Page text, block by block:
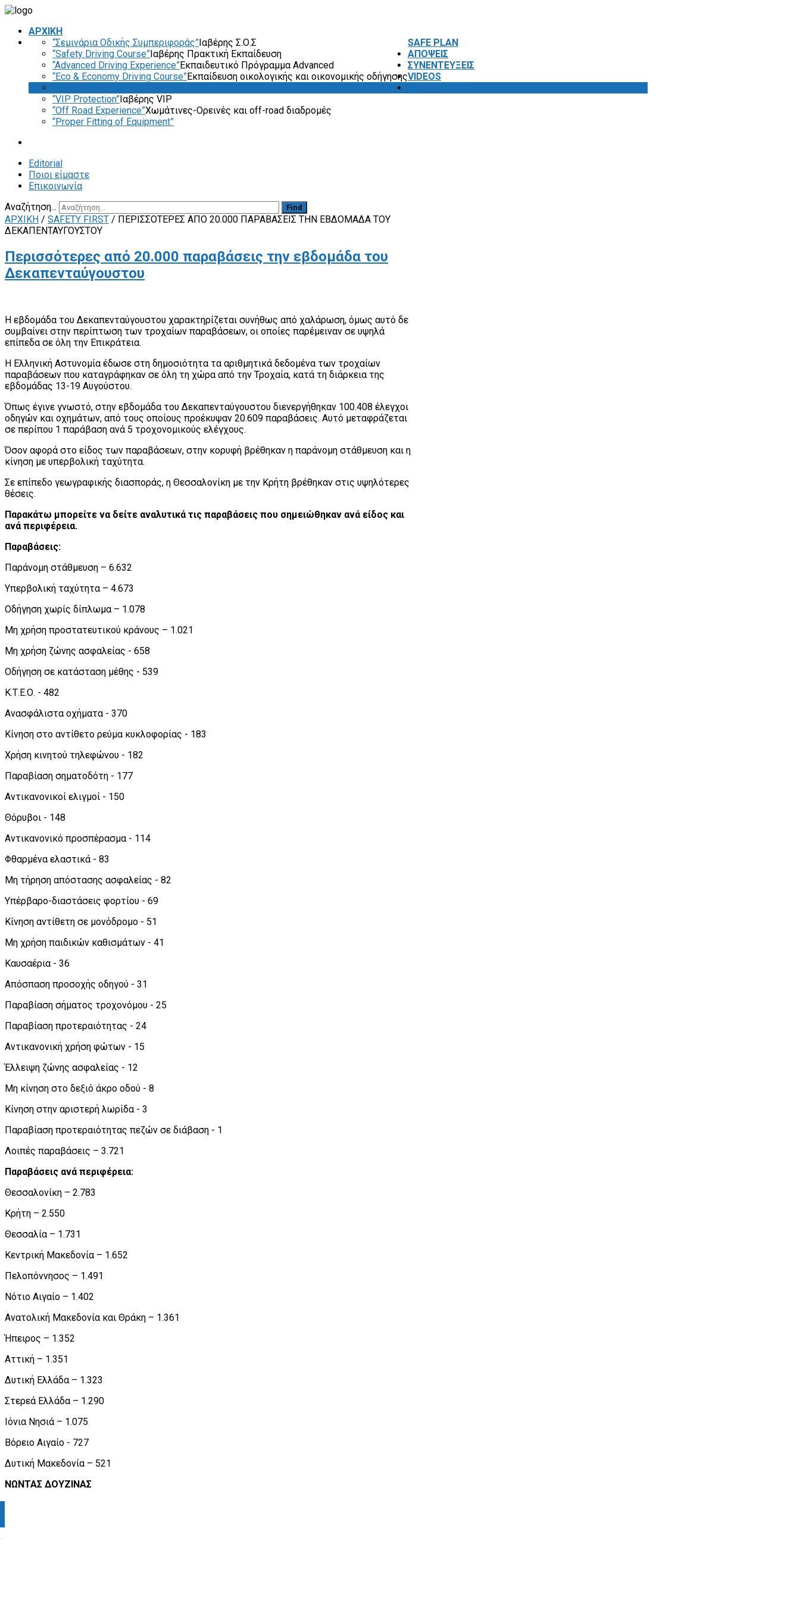
ΑΡΧΙΚΗ
SAFE PLAN
“Σεμινάρια Οδικής Συμπεριφοράς”Ιαβέρης Σ.Ο.Σ
“Safety Driving Course”Ιαβέρης Πρακτική Εκπαίδευση
“Advanced Driving Experience”Εκπαιδευτικό Πρόγραμμα Advanced
“Eco & Economy Driving Course”Εκπαίδευση οικολογικής και οικονομικής οδήγησης
“VIP Protection”Ιαβέρης VIP
“Off Road Experience”Χωμάτινες-Ορεινές και off-road διαδρομές
“Proper Fitting of Equipment”
ΑΠΟΨΕΙΣ
ΣΥΝΕΝΤΕΥΞΕΙΣ
VIDEOS
Editorial
Ποιοι είμαστε
Επικοινωνία
Αναζήτηση...
Find
ΑΡΧΙΚΗ / SAFETY FIRST / ΠΕΡΙΣΣΌΤΕΡΕΣ ΑΠΌ 20.000 ΠΑΡΑΒΆΣΕΙΣ ΤΗΝ ΕΒΔΟΜΆΔΑ ΤΟΥ
ΔΕΚΑΠΕΝΤΑΎΓΟΥΣΤΟΥ
Περισσότερες από 20.000 παραβάσεις την εβδομάδα του
Δεκαπενταύγουστου
Η εβδομάδα του Δεκαπενταύγουστου χαρακτηρίζεται συνήθως από χαλάρωση, όμως αυτό δε
συμβαίνει στην περίπτωση των τροχαίων παραβάσεων, οι οποίες παρέμειναν σε υψηλά
επίπεδα σε όλη την Επικράτεια.
Η Ελληνική Αστυνομία έδωσε στη δημοσιότητα τα αριθμητικά δεδομένα των τροχαίων
παραβάσεων που καταγράφηκαν σε όλη τη χώρα από την Τροχαία, κατά τη διάρκεια της
εβδομάδας 13-19 Αυγούστου.
Όπως έγινε γνωστό, στην εβδομάδα του Δεκαπενταύγουστου διενεργήθηκαν 100.408 έλεγχοι
οδηγών και οχημάτων, από τους οποίους προέκυψαν 20.609 παραβάσεις. Αυτό μεταφράζεται
σε περίπου 1 παράβαση ανά 5 τροχονομικούς ελέγχους.
Όσον αφορά στο είδος των παραβάσεων, στην κορυφή βρέθηκαν η παράνομη στάθμευση και η
κίνηση με υπερβολική ταχύτητα.
Σε επίπεδο γεωγραφικής διασποράς, η Θεσσαλονίκη με την Κρήτη βρέθηκαν στις υψηλότερες
θέσεις.
Παρακάτω μπορείτε να δείτε αναλυτικά τις παραβάσεις που σημειώθηκαν ανά είδος και
ανά περιφέρεια.
Παραβάσεις:
Παράνομη στάθμευση – 6.632
Υπερβολική ταχύτητα – 4.673
Οδήγηση χωρίς δίπλωμα – 1.078
Μη χρήση προστατευτικού κράνους – 1.021
Μη χρήση ζώνης ασφαλείας - 658
Οδήγηση σε κατάσταση μέθης - 539
Κ.Τ.Ε.Ο. - 482
Ανασφάλιστα οχήματα - 370
Κίνηση στο αντίθετο ρεύμα κυκλοφορίας - 183
Χρήση κινητού τηλεφώνου - 182
Παραβίαση σηματοδότη - 177
Αντικανονικοί ελιγμοί - 150
Θόρυβοι - 148
Αντικανονικό προσπέρασμα - 114
Φθαρμένα ελαστικά - 83
Μη τήρηση απόστασης ασφαλείας - 82
Υπέρβαρο-διαστάσεις φορτίου - 69
Κίνηση αντίθετη σε μονόδρομο - 51
Μη χρήση παιδικών καθισμάτων - 41
Καυσαέρια - 36
Απόσπαση προσοχής οδηγού - 31
Παραβίαση σήματος τροχονόμου - 25
Παραβίαση προτεραιότητας - 24
Αντικανονική χρήση φώτων - 15
Έλλειψη ζώνης ασφαλείας - 12
Μη κίνηση στο δεξιό άκρο οδού - 8
Κίνηση στην αριστερή λωρίδα - 3
Παραβίαση προτεραιότητας πεζών σε διάβαση - 1
Λοιπές παραβάσεις – 3.721
Παραβάσεις ανά περιφέρεια:
Θεσσαλονίκη – 2.783
Κρήτη – 2.550
Θεσσαλία – 1.731
Κεντρική Μακεδονία – 1.652
Πελοπόννησος – 1.491
Νότιο Αιγαίο – 1.402
Ανατολική Μακεδονία και Θράκη – 1.361
Ήπειρος – 1.352
Αττική – 1.351
Δυτική Ελλάδα – 1.323
Στερεά Ελλάδα – 1.290
Ιόνια Νησιά – 1.075
Βόρειο Αιγαίο - 727
Δυτική Μακεδονία – 521
ΝΩΝΤΑΣ ΔΟΥΖΙΝΑΣ